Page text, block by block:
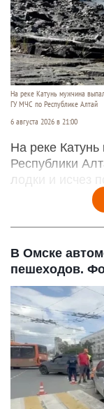
На реке Катунь мужчина
ГУ МЧС по Республике Алтай
6 августа 2026 в 21:00
На реке Катунь
Республики
лодки и исчез
В Омске
пешеходов.